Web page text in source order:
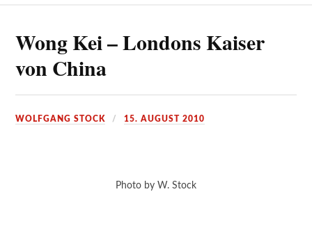
Wong Kei – Londons Kaiser
von China
WOLFGANG STOCK 15. AUGUST 2010
Photo by W. Stock